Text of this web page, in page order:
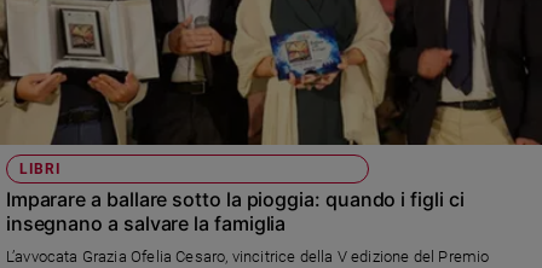
LIBRI
Imparare a ballare sotto la pioggia: quando i figli ci
insegnano a salvare la famiglia
L’avvocata Grazia Ofelia Cesaro, vincitrice della V edizione del Premio